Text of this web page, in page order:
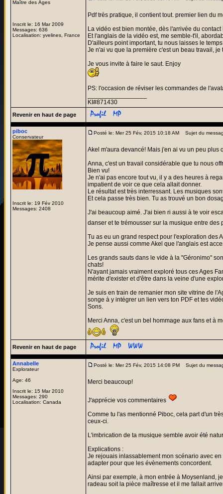
Maître des Âges
Inscrit le: 16 Mar 2009
Messages: 636
Localisation: yvelines, France
Pdf très pratique, il contient tout. premier lien du
La vidéo est bien montée, dès l'arrivée du
Et l'anglais de la vidéo est, me semble-t'il,
D'ailleurs point important, tu nous laisses le
Je n'ai vu que la première c'est un beau travail, je
Je vous invite à faire le saut. Enjoy
PS: l'occasion de réviser les commandes de
KI#871430
Revenir en haut de page
piboc
Conservateur
Inscrit le: 19 Fév 2010
Messages: 2408
Posté le: Mer 25 Fév, 2015 10:18 AM Sujet du
Akel m'aura devancé! Mais j'en ai vu un peu plus
Anna, c'est un travail considérable que tu nous
Bien vu!
Je n'ai pas encore tout vu, il y a des heures à
impatient de voir ce que cela allait donner.
Le résultat est très interressant. Les musiques
Et cela passe très bien. Tu as trouvé un bon
J'ai beaucoup aimé. J'ai bien ri aussi à te voir
danser et te trémousser sur la musique entre
Tu as eu un grand respect pour l'exploration des
Je pense aussi comme Akel que l'anglais est
Les grands sauts dans le vide à la "Géronimo"
chats!
N'ayant jamais vraiment exploré tous ces Ages
mérite d'exister et d'être dans la veine d'une
Je suis en train de remanier mon site vitrine de
songe à y intégrer un lien vers ton PDF et tes
Sons.
Merci Anna, c'est un bel hommage aux fans et à
Revenir en haut de page
Annabelle
Explorateur
Age: 46
Inscrit le: 15 Mar 2010
Messages: 290
Localisation: Canada
Posté le: Mer 25 Fév, 2015 14:08 PM Sujet du
Merci beaucoup!
J'apprécie vos commentaires
Comme tu l'as mentionné Piboc, cela part d'un
ceux-ci.
L'imbrication de ta musique semble avoir été
Explications :
Je rejouais inlassablement mon scénario avec
adapter pour que les évènements concordent.
Ainsi par exemple, à mon entrée à Moysenland,
radeau soit la pièce maîtresse et il me fallait